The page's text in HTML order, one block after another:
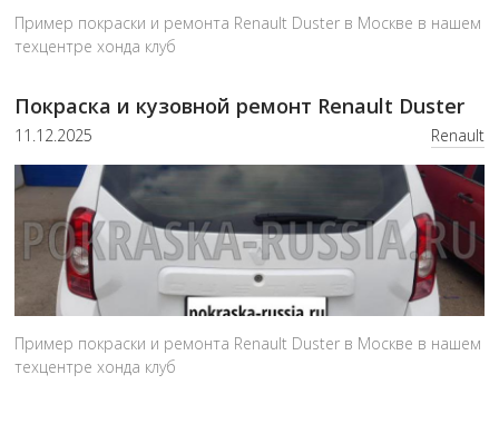
Пример покраски и ремонта Renault Duster в Москве в нашем
техцентре хонда клуб
Покраска и кузовной ремонт Renault Duster
11.12.2025 Renault
Пример покраски и ремонта Renault Duster в Москве в нашем
техцентре хонда клуб